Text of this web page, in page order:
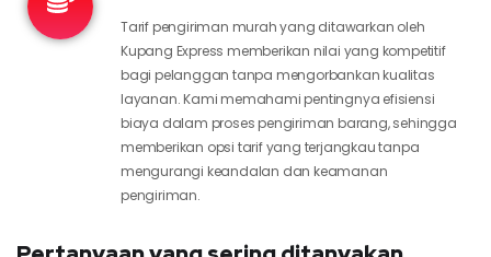
Tarif pengiriman murah yang ditawarkan oleh
Kupang Express memberikan nilai yang kompetitif
bagi pelanggan tanpa mengorbankan kualitas
layanan. Kami memahami pentingnya efisiensi
biaya dalam proses pengiriman barang, sehingga
memberikan opsi tarif yang terjangkau tanpa
mengurangi keandalan dan keamanan
pengiriman.